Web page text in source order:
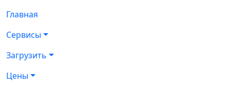
Главная
Сервисы
Загрузить
Цены